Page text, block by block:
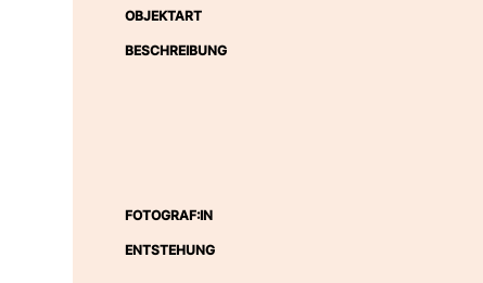
OBJEKTART
BESCHREIBUNG
FOTOGRAF:IN
ENTSTEHUNG